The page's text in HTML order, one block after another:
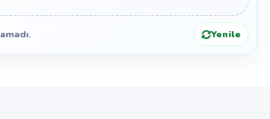
Yenile